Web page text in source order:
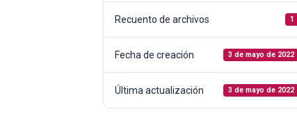
Recuento de archivos 1
Fecha de creación 3 de mayo de 2022
Última actualización 3 de mayo de 2022